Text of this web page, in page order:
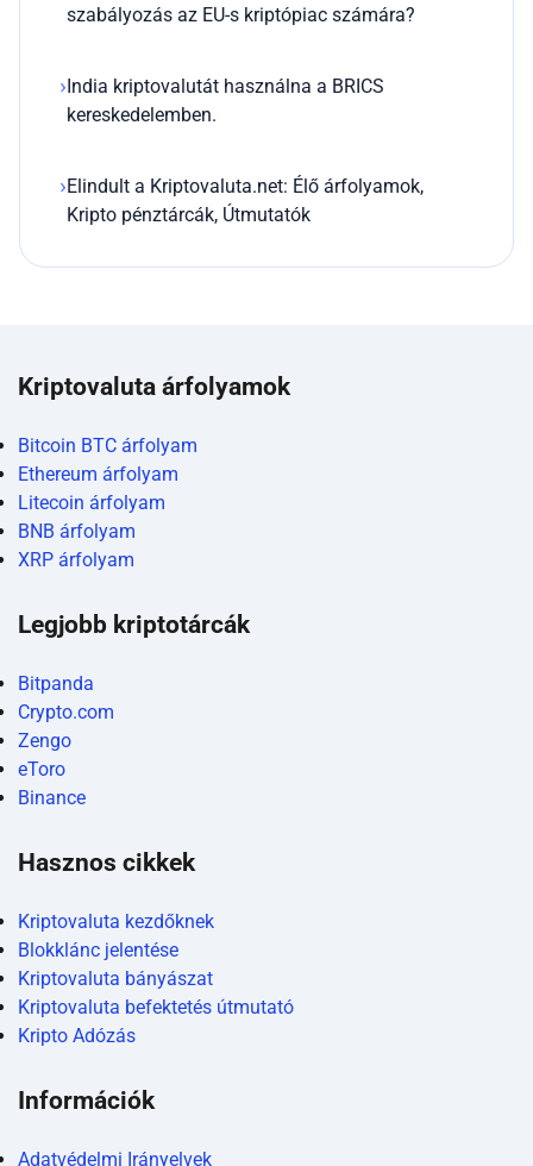
szabályozás az EU-s kriptópiac számára?
India kriptovalutát használna a BRICS
kereskedelemben.
Elindult a Kriptovaluta.net: Élő árfolyamok,
Kripto pénztárcák, Útmutatók
Kriptovaluta árfolyamok
Bitcoin BTC árfolyam
Ethereum árfolyam
Litecoin árfolyam
BNB árfolyam
XRP árfolyam
Legjobb kriptotárcák
Bitpanda
Crypto.com
Zengo
eToro
Binance
Hasznos cikkek
Kriptovaluta kezdőknek
Blokklánc jelentése
Kriptovaluta bányászat
Kriptovaluta befektetés útmutató
Kripto Adózás
Információk
Adatvédelmi Irányelvek